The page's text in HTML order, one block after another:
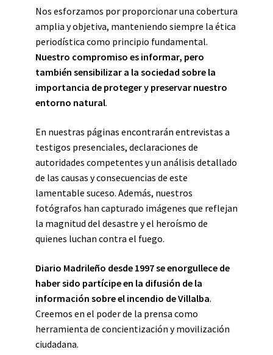
Nos esforzamos por proporcionar una cobertura
amplia y objetiva, manteniendo siempre la ética
periodística como principio fundamental.
Nuestro compromiso es informar, pero
también sensibilizar a la sociedad sobre la
importancia de proteger y preservar nuestro
entorno natural.
En nuestras páginas encontrarán entrevistas a
testigos presenciales, declaraciones de
autoridades competentes y un análisis detallado
de las causas y consecuencias de este
lamentable suceso. Además, nuestros
fotógrafos han capturado imágenes que reflejan
la magnitud del desastre y el heroísmo de
quienes luchan contra el fuego.
Diario Madrileño desde 1997 se enorgullece de
haber sido partícipe en la difusión de la
información sobre el incendio de Villalba.
Creemos en el poder de la prensa como
herramienta de concientización y movilización
ciudadana.